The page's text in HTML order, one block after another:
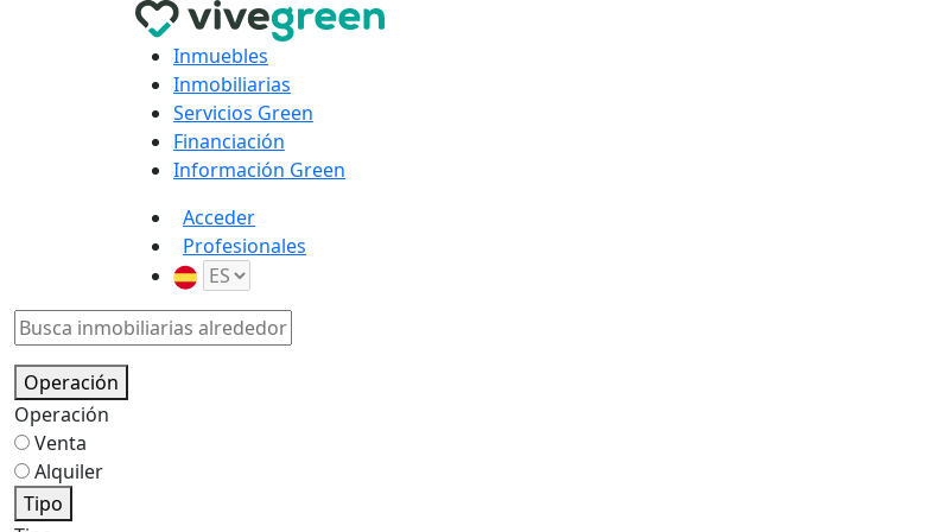
Inmuebles
Inmobiliarias
Servicios Green
Financiación
Información Green
Acceder
Profesionales
Operación
Operación
Venta
Alquiler
Tipo